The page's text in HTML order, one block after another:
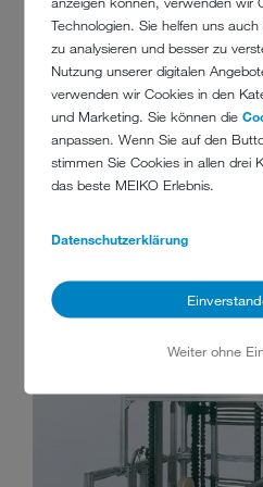
Technologien. Sie helfen uns
zu analysieren und besser zu
Nutzung unserer digitalen
verwenden wir Cookies in den
und Marketing. Sie können die
anpassen. Wenn Sie auf den
stimmen Sie Cookies in allen drei
das beste MEIKO Erlebnis.
Datenschutzerklärung
Weiter ohne
vertikale Ebene
hervorragende Standsicherheit
außergewöhnliche,
vielfältige
Gesichtspunkten